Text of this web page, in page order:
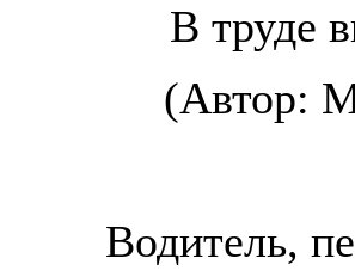
В труде
(Автор:
Водитель,